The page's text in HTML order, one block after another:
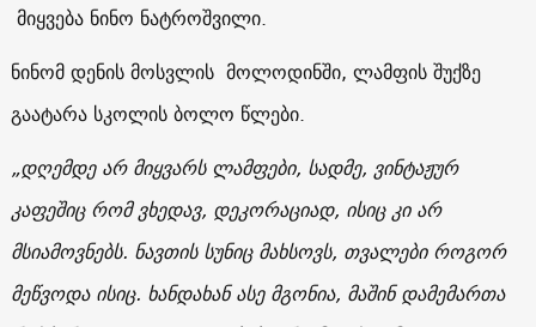
მიყვება ნინო ნატროშვილი.
ნინომ დენის მოსვლის მოლოდინში, ლამფის შუქზე
გაატარა სკოლის ბოლო წლები.
„დღემდე არ მიყვარს ლამფები, სადმე, ვინტაჟურ
კაფეშიც რომ ვხედავ, დეკორაციად, ისიც კი არ
მსიამოვნებს. ნავთის სუნიც მახსოვს, თვალები როგორ
მეწვოდა ისიც. ხანდახან ასე მგონია, მაშინ დამემართა